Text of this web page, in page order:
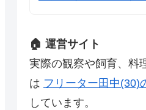
🏠 運営サイト
実際の観察や飼育、料
は フリーター田中(30)
しています。